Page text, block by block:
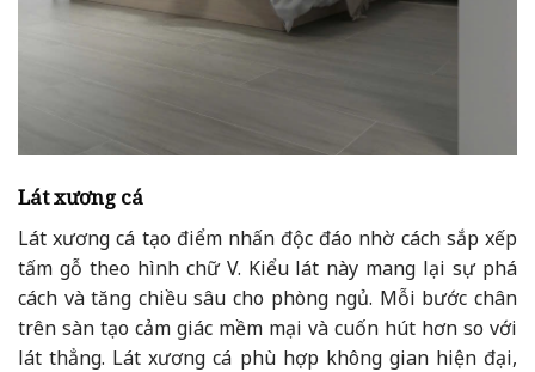
Lát xương cá
Lát xương cá tạo điểm nhấn độc đáo nhờ cách sắp xếp
tấm gỗ theo hình chữ V. Kiểu lát này mang lại sự phá
cách và tăng chiều sâu cho phòng ngủ. Mỗi bước chân
trên sàn tạo cảm giác mềm mại và cuốn hút hơn so với
lát thẳng. Lát xương cá phù hợp không gian hiện đại,